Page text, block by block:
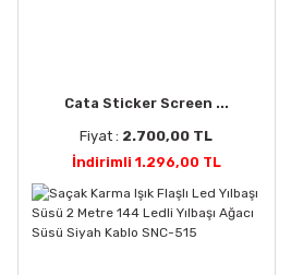
Cata Sticker Screen ...
Fiyat : 2.700,00 TL
İndirimli 1.296,00 TL